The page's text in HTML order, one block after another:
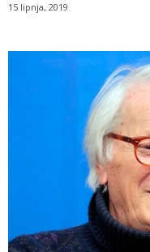
15 lipnja, 2019